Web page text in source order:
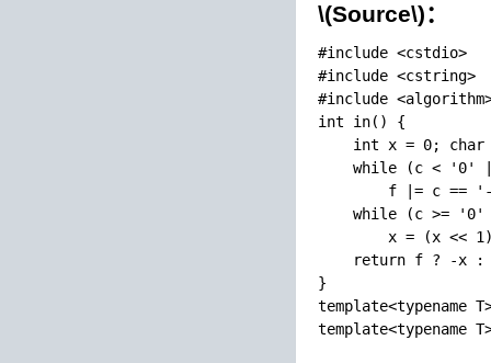
\(Source\)：
#include <cstdio>
#include <cstring>
#include
int in() {
int x = 0; char
while (c < '0'
f |= c ==
while (c >= '0'
x = (x <<
return f ? -x :
}